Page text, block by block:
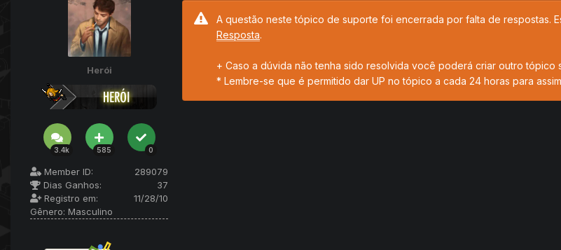
Herói
3.4k 585 0
Member ID:
289079
Dias Ganhos:
37
Registro em:
11/28/10
Gênero: Masculino
A questão neste tópico de suporte foi encerrada por falta de respostas.
Resposta.
+ Caso a dúvida não tenha sido resolvida você poderá criar outro tópico
* Lembre-se que é permitido dar UP no tópico a cada 24 horas para